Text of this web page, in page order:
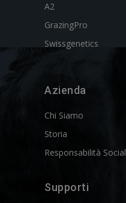
A2
GrazingPro
Swissgenetics
Azienda
Chi Siamo
Storia
Responsabilità
Supporti